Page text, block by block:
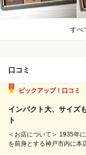
すべ
口コミ
ピックアップ！口コミ
インパクト大、サイズ
ト
＜お店について＞ 1935年に創業者前内実治氏が大阪にて創業した製菓店
を前身とする神戸市内に本店のあ